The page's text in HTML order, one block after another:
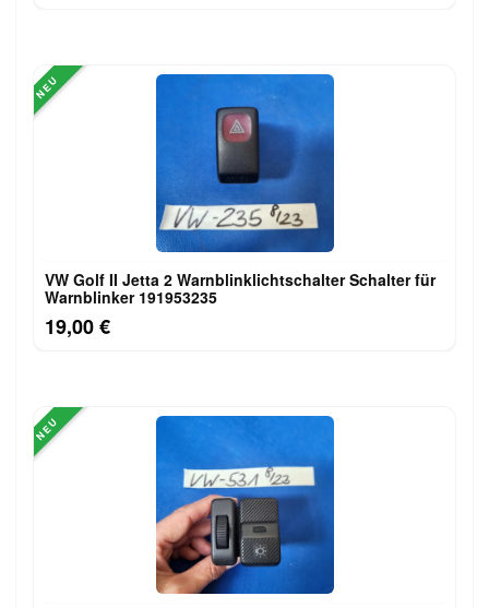
NEU
VW Golf II Jetta 2 Warnblinklichtschalter Schalter für
Warnblinker 191953235
19,00 €
NEU